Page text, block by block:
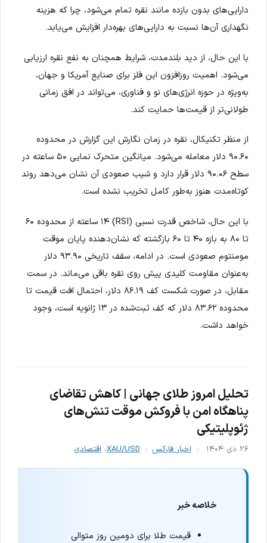
دارایی‌های بدون بازده مانند نقره تمام می‌شود، چرا که هزینه
نگهداری آن‌ها نسبت به دارایی‌های بهره‌دار افزایش می‌یابد.
با این حال، از دید بلندمدت، شرایط همچنان به نفع نقره ارزیابی
می‌شود. اهمیت روزافزون این فلز برای صنایع آمریکا و جهان،
به‌ویژه در حوزه انرژی‌های نو و فناوری، می‌تواند در افق زمانی
طولانی‌تر از قیمت‌ها حمایت کند.
از منظر تکنیکال، نقره در زمان نگارش این گزارش در محدوده
۹۰.۶۰ دلار معامله می‌شود. میانگین متحرک نمایی ۵۰ ساعته در
سطح ۹۰.۰۶ دلار قرار دارد و شیب صعودی آن نشان می‌دهد روند
کوتاه‌مدت هنوز به‌طور کامل تخریب نشده است.
با این حال، شاخص قدرت نسبی (RSI) ۱۴ ساعته از محدوده ۶۰
تا ۸۰ به بازه ۴۰ تا ۶۰ بازگشته که نشان‌دهنده پایان موقت
مومنتوم صعودی است. در ادامه، سقف تاریخی ۹۳.۹۰ دلار
به‌عنوان مقاومت کلیدی پیش روی نقره باقی می‌ماند. در سمت
مقابل، در صورت شکست کف ۸۶.۱۹ دلار، احتمال افت قیمت تا
محدوده ۸۳.۶۲ دلار که کف ثبت‌شده در ۱۳ ژانویه است، وجود
خواهد داشت.
تحلیل امروز طلای جهانی | کاهش تقاضای
پناهگاه امن با فروکش موقت تنش‌های
ژئوپلیتیکی
۲۶ دی ۱۴۰۴ اخبار فارکس XAU/USD، اقتصادی
خلاصه خبر
قیمت طلا برای دومین روز متوالی